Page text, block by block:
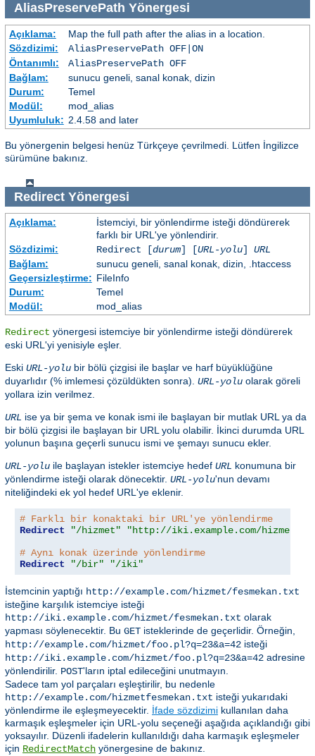
AliasPreservePath Yönergesi
Açıklama:
Map the full path after the alias in a location.
Sözdizimi:
AliasPreservePath OFF|ON
Öntanımlı:
AliasPreservePath OFF
Bağlam:
sunucu geneli, sanal konak, dizin
Durum:
Temel
Modül:
mod_alias
Uyumluluk: 2.4.58 and later
Bu yönergenin belgesi henüz Türkçeye çevrilmedi. Lütfen İngilizce
sürümüne bakınız.
RedirectYönergesi
Açıklama:
İstemciyi, bir yönlendirme isteği döndürerek
farklı bir URL'ye yönlendirir.
Sözdizimi:
Redirect [durum] [URL-yolu] URL
Bağlam:
sunucu geneli, sanal konak, dizin, .htaccess
Geçersizleştirme: FileInfo
Durum:
Temel
Modül:
mod_alias
Redirect yönergesi istemciye bir yönlendirme isteği döndürerek
eski URL'yi yenisiyle eşler.
Eski URL-yolu bir bölü çizgisi ile başlar ve harf büyüklüğüne
duyarlıdır (% imlemesi çözüldükten sonra). URL-yolu olarak göreli
yollara izin verilmez.
URL ise ya bir şema ve konak ismi ile başlayan bir mutlak URL ya da
bir bölü çizgisi ile başlayan bir URL yolu olabilir. İkinci durumda URL
yolunun başına geçerli sunucu ismi ve şemayı sunucu ekler.
URL-yolu ile başlayan istekler istemciye hedef URL konumuna bir
yönlendirme isteği olarak dönecektir. URL-yolu'nun devamı
niteliğindeki ek yol hedef URL'ye eklenir.
# Farklı bir konaktaki bir URL'ye yönlendirme
Redirect
"/hizmet"
"http://iki.example.com/hizmet"
# Aynı konak üzerinde yönlendirme
Redirect
"/bir" "/iki"
İstemcinin yaptığı http://example.com/hizmet/fesmekan.txt
isteğine karşılık istemciye isteği
http://iki.example.com/hizmet/fesmekan.txt olarak
yapması söylenecektir. Bu GET isteklerinde de geçerlidir. Örneğin,
http://example.com/hizmet/foo.pl?q=23&a=42 isteği
http://iki.example.com/hizmet/foo.pl?q=23&a=42 adresine
yönlendirilir. POST'ların iptal edileceğini unutmayın.
Sadece tam yol parçaları eşleştirilir, bu nedenle
http://example.com/hizmetfesmekan.txt isteği yukarıdaki
yönlendirme ile eşleşmeyecektir. İfade sözdizimi kullanılan daha
karmaşık eşleşmeler için URL-yolu seçeneği aşağıda açıklandığı gibi
yoksayılır. Düzenli ifadelerin kullanıldığı daha karmaşık eşleşmeler
için RedirectMatch yönergesine de bakınız.